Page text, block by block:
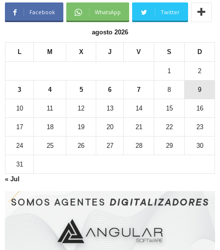
Facebook WhatsApp Twitter
agosto 2026
L M X J V S D
1 2
3 4 5 6 7 8 9
10 11 12 13 14 15 16
17 18 19 20 21 22 23
24 25 26 27 28 29 30
31
« Jul